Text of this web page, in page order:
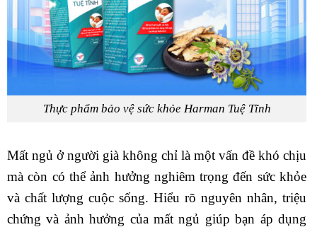
Thực phẩm bảo vệ sức khỏe Harman Tuệ Tĩnh
Mất ngủ ở người già không chỉ là một vấn đề khó chịu
mà còn có thể ảnh hưởng nghiêm trọng đến sức khỏe
và chất lượng cuộc sống. Hiểu rõ nguyên nhân, triệu
chứng và ảnh hưởng của mất ngủ giúp bạn áp dụng